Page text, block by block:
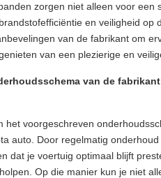
zorgen niet alleen voor
en veiligheid op
van de fabrikant om
van een plezierige en
van de
het voorgeschreven
auto. Door regelmatig
dat je voertuig optimaal blijft
Op die manier kun je niet